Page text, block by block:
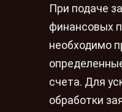
При подаче
финансовых
необходимо
счета. Для
обработки